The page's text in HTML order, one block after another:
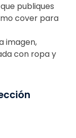
publiques
cover para
imagen,
con ropa y